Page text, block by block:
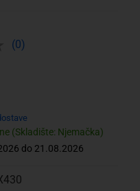
(0)
(Skladište: Njemačka)
do 21.08.2026